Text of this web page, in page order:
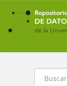
Ir
contenido
principal
Buscar